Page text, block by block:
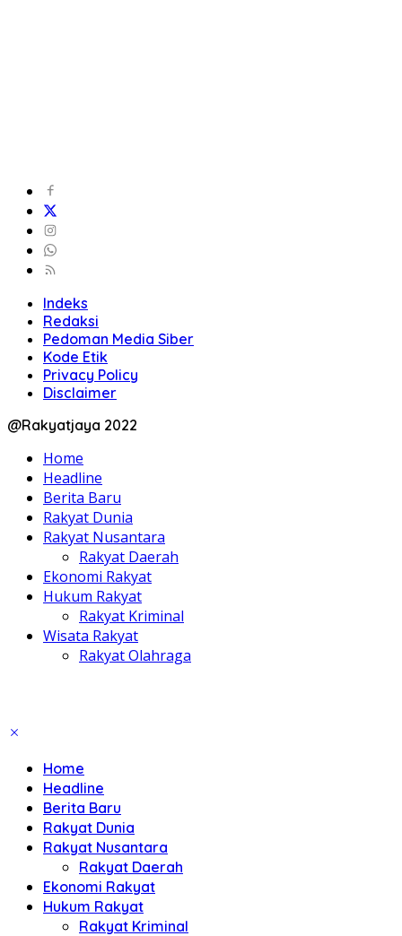
Indeks
Redaksi
Pedoman Media Siber
Kode Etik
Privacy Policy
Disclaimer
@Rakyatjaya 2022
Home
Headline
Berita Baru
Rakyat Dunia
Rakyat Nusantara
Rakyat Daerah
Ekonomi Rakyat
Hukum Rakyat
Rakyat Kriminal
Wisata Rakyat
Rakyat Olahraga
Home
Headline
Berita Baru
Rakyat Dunia
Rakyat Nusantara
Rakyat Daerah
Ekonomi Rakyat
Hukum Rakyat
Rakyat Kriminal